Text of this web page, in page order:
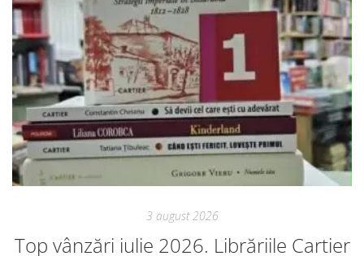
3 august 2026
Top vânzări iulie 2026. Librăriile Cartier